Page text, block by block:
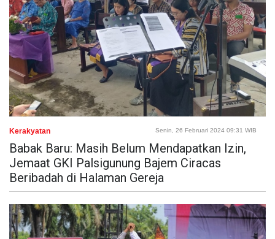
Kerakyatan Senin, 26 Februari 2024 09:31 WIB
Babak Baru: Masih Belum Mendapatkan Izin,
Jemaat GKI Palsigunung Bajem Ciracas
Beribadah di Halaman Gereja